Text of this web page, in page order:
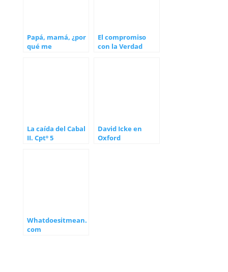
Papá, mamá, ¿por
qué me
El compromiso
con la Verdad
La caída del Cabal
II. Cptº 5
David Icke en
Oxford
Whatdoesitmean.
com